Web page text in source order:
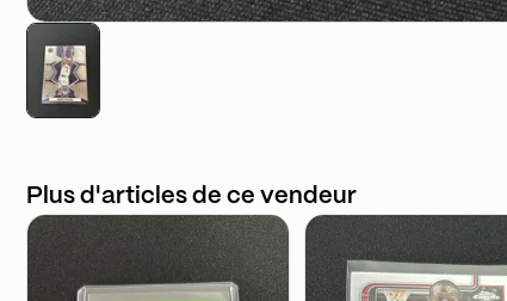
Plus d'articles de ce vendeur